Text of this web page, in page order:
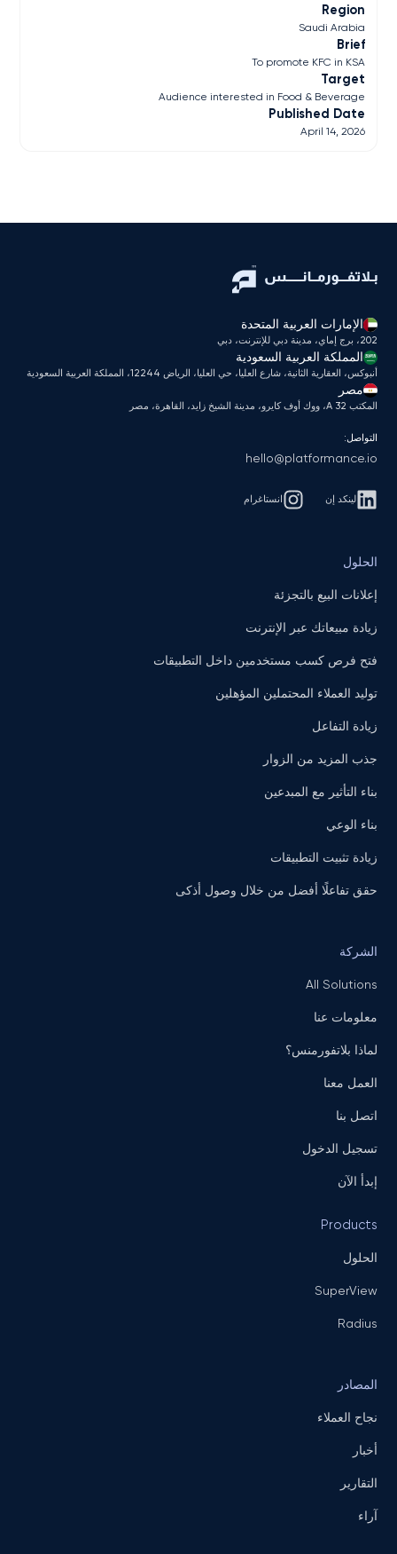
Region
Saudi Arabia
Brief
To promote KFC in KSA
Target
Audience interested in Food & Beverage
Published Date
April 14, 2026
الإمارات العربية المتحدة
202، برج إماي، مدينة دبي للإنترنت، دبي
المملكة العربية السعودية
أنبوكس، العقارية الثانية، شارع العليا، حي العليا، الرياض 12244، المملكة العربية السعودية
مصر
المكتب A 32، ووك أوف كايرو، مدينة الشيخ زايد، القاهرة، مصر
التواصل:
hello@platformance.io
لينكد إن انستاغرام
الحلول
إعلانات البيع بالتجزئة
زيادة مبيعاتك عبر الإنترنت
فتح فرص كسب مستخدمين داخل التطبيقات
توليد العملاء المحتملين المؤهلين
زيادة التفاعل
جذب المزيد من الزوار
بناء التأثير مع المبدعين
بناء الوعي
زيادة تثبيت التطبيقات
حقق تفاعلًا أفضل من خلال وصول أذكى
الشركة
All Solutions
معلومات عنا
لماذا بلاتفورمنس؟
العمل معنا
اتصل بنا
تسجيل الدخول
إبدأ الآن
Products
الحلول
SuperView
Radius
المصادر
نجاح العملاء
أخبار
التقارير
آراء